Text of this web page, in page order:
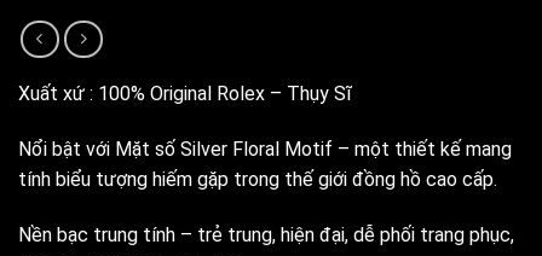
Xuất xứ : 100% Original Rolex – Thụy Sĩ
Nổi bật với Mặt số Silver Floral Motif – một thiết kế mang
tính biểu tượng hiếm gặp trong thế giới đồng hồ cao cấp.
Nền bạc trung tính – trẻ trung, hiện đại, dễ phối trang phục,